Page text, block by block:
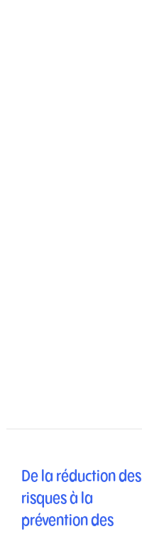
De la réduction des
risques à la
prévention des